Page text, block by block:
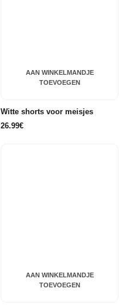
AAN WINKELMANDJE
TOEVOEGEN
Witte shorts voor meisjes
26.99€
AAN WINKELMANDJE
TOEVOEGEN